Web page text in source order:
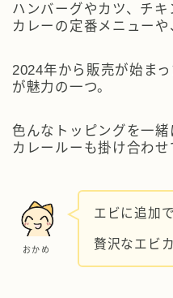
ハンバーグやカツ、チ
カレーの定番メニューや
2024年から販売が始ま
が魅力の一つ。
色んなトッピングを一緒
カレールーも掛け合わせ
おかめ
エビに追加
贅沢なエビ